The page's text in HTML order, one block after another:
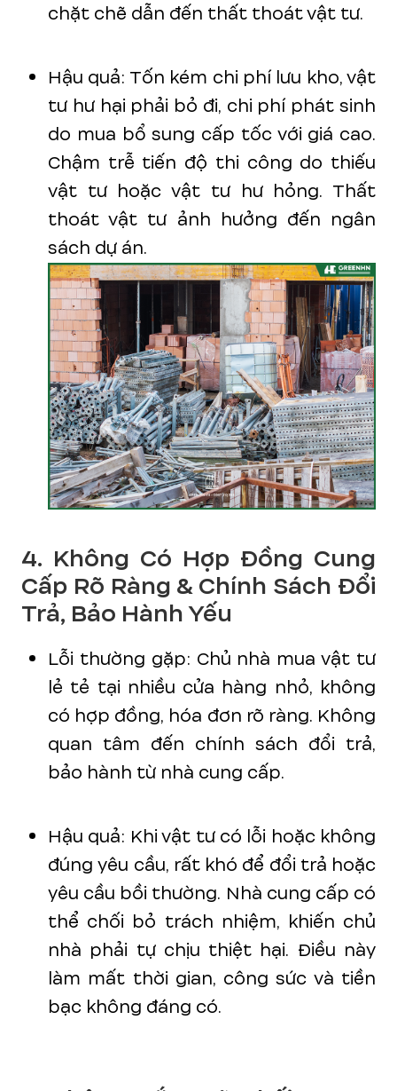
chặt chẽ dẫn đến thất thoát vật tư.
Hậu quả: Tốn kém chi phí lưu kho, vật
tư hư hại phải bỏ đi, chi phí phát sinh
do mua bổ sung cấp tốc với giá cao.
Chậm trễ tiến độ thi công do thiếu
vật tư hoặc vật tư hư hỏng. Thất
thoát vật tư ảnh hưởng đến ngân
sách dự án.
4. Không Có Hợp Đồng Cung
Cấp Rõ Ràng & Chính Sách Đổi
Trả, Bảo Hành Yếu
Lỗi thường gặp: Chủ nhà mua vật tư
lẻ tẻ tại nhiều cửa hàng nhỏ, không
có hợp đồng, hóa đơn rõ ràng. Không
quan tâm đến chính sách đổi trả,
bảo hành từ nhà cung cấp.
Hậu quả: Khi vật tư có lỗi hoặc không
đúng yêu cầu, rất khó để đổi trả hoặc
yêu cầu bồi thường. Nhà cung cấp có
thể chối bỏ trách nhiệm, khiến chủ
nhà phải tự chịu thiệt hại. Điều này
làm mất thời gian, công sức và tiền
bạc không đáng có.